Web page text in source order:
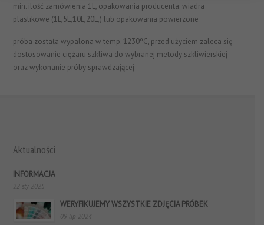
min. ilość zamówienia 1L, opakowania producenta: wiadra
plastikowe (1L,5L,10L,20L,) lub opakowania powierzone
próba została wypalona w temp. 1230ºC, przed użyciem zaleca się
dostosowanie ciężaru szkliwa do wybranej metody szkliwierskiej
oraz wykonanie próby sprawdzającej
Aktualności
INFORMACJA
22 sty 2025
WERYFIKUJEMY WSZYSTKIE ZDJĘCIA PRÓBEK
09 lip 2024